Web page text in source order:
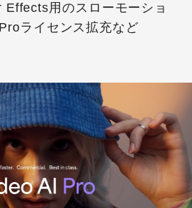
用のスローモーショ
ライセンス拡充など